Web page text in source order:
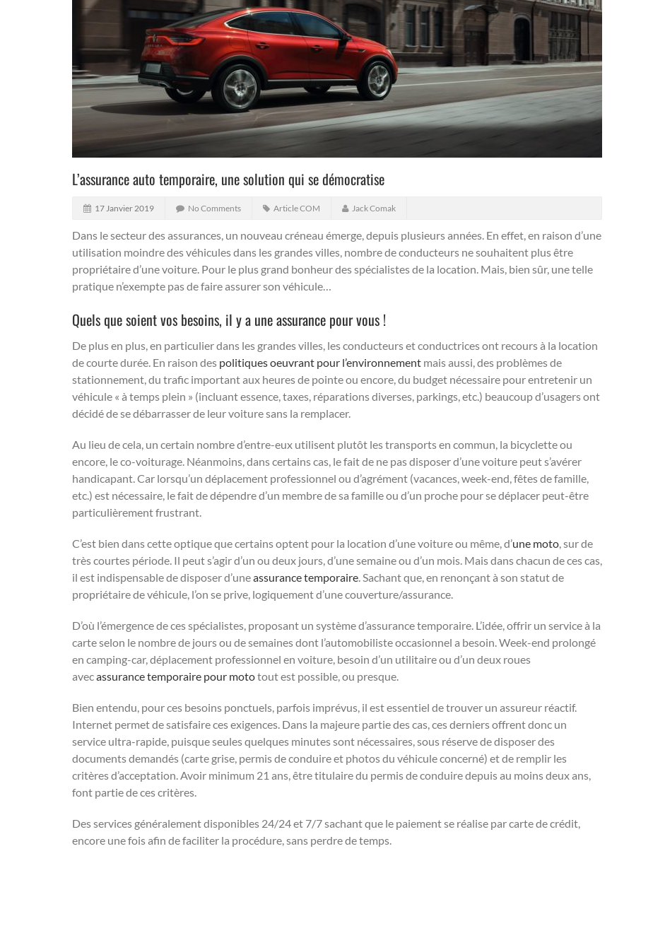
L’assurance auto temporaire, une solution qui se démocratise
17 Janvier 2019 No Comments Article COM Jack Comak
Dans le secteur des assurances, un nouveau créneau émerge, depuis plusieurs années. En effet, en raison d’une
utilisation moindre des véhicules dans les grandes villes, nombre de conducteurs ne souhaitent plus être
propriétaire d’une voiture. Pour le plus grand bonheur des spécialistes de la location. Mais, bien sûr, une telle
pratique n’exempte pas de faire assurer son véhicule…
Quels que soient vos besoins, il y a une assurance pour vous !
De plus en plus, en particulier dans les grandes villes, les conducteurs et conductrices ont recours à la location
de courte durée. En raison des politiques oeuvrant pour l’environnement mais aussi, des problèmes de
stationnement, du trafic important aux heures de pointe ou encore, du budget nécessaire pour entretenir un
véhicule « à temps plein » (incluant essence, taxes, réparations diverses, parkings, etc.) beaucoup d’usagers ont
décidé de se débarrasser de leur voiture sans la remplacer.
Au lieu de cela, un certain nombre d’entre-eux utilisent plutôt les transports en commun, la bicyclette ou
encore, le co-voiturage. Néanmoins, dans certains cas, le fait de ne pas disposer d’une voiture peut s’avérer
handicapant. Car lorsqu’un déplacement professionnel ou d’agrément (vacances, week-end, fêtes de famille,
etc.) est nécessaire, le fait de dépendre d’un membre de sa famille ou d’un proche pour se déplacer peut-être
particulièrement frustrant.
C’est bien dans cette optique que certains optent pour la location d’une voiture ou même, d’une moto, sur de
très courtes période. Il peut s’agir d’un ou deux jours, d’une semaine ou d’un mois. Mais dans chacun de ces cas,
il est indispensable de disposer d’uneassurance temporaire. Sachant que, en renonçant à son statut de
propriétaire de véhicule, l’on se prive, logiquement d’une couverture/assurance.
D’où l’émergence de ces spécialistes, proposant un système d’assurance temporaire. L’idée, offrir un service à la
carte selon le nombre de jours ou de semaines dont l’automobiliste occasionnel a besoin. Week-end prolongé
en camping-car, déplacement professionnel en voiture, besoin d’un utilitaire ou d’un deux roues
avecassurance temporaire pour mototout est possible, ou presque.
Bien entendu, pour ces besoins ponctuels, parfois imprévus, il est essentiel de trouver un assureur réactif.
Internet permet de satisfaire ces exigences. Dans la majeure partie des cas, ces derniers offrent donc un
service ultra-rapide, puisque seules quelques minutes sont nécessaires, sous réserve de disposer des
documents demandés (carte grise, permis de conduire et photos du véhicule concerné) et de remplir les
critères d’acceptation. Avoir minimum 21 ans, être titulaire du permis de conduire depuis au moins deux ans,
font partie de ces critères.
Des services généralement disponibles 24/24 et 7/7 sachant que le paiement se réalise par carte de crédit,
encore une fois afin de faciliter la procédure, sans perdre de temps.